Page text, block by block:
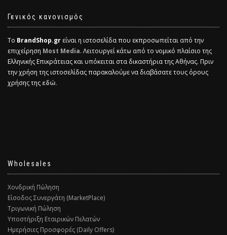
Γενικός κανονισμός
Το BrandShop.gr είναι η ιστοσελίδα που εκπροσωπείται από την
επιχείρηση Most Media. Λειτουργεί κάτω από το νομικό πλαίσιο της
Ελληνικής Επικράτειας και υπόκειται στα δικαστήρια της Αθήνας. Πριν
την χρήση της ιστοσελίδας παρακαλούμε να διαβάσατε τους όρους
χρήσης τηςεδώ.
Wholesales
Χονδρική Πώληση
Είσοδος Συνεργάτη (MarketPlace)
Τριγωνική Πώληση
Υποστήριξη Εταιρικών Πελατών
Ημερήσιες Προσφορές (Daily Offers)